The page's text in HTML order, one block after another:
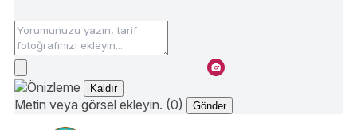
Kaldır
Metin veya görsel ekleyin. (0) Gönder